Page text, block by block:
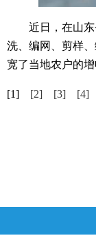
近日，在山东省
洗、编网、剪样
宽了当地农户的
[1] [2] [3] [4]